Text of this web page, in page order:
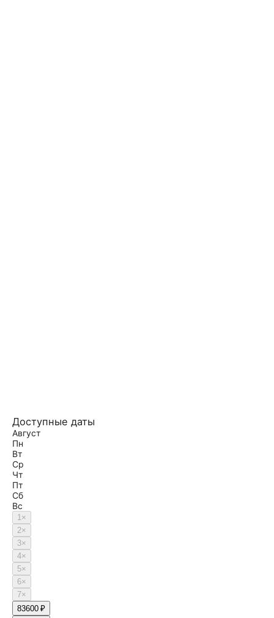
Доступные даты
Август
Пн
Вт
Ср
Чт
Пт
Сб
Вс
1×
2×
3×
4×
5×
6×
7×
83600 ₽